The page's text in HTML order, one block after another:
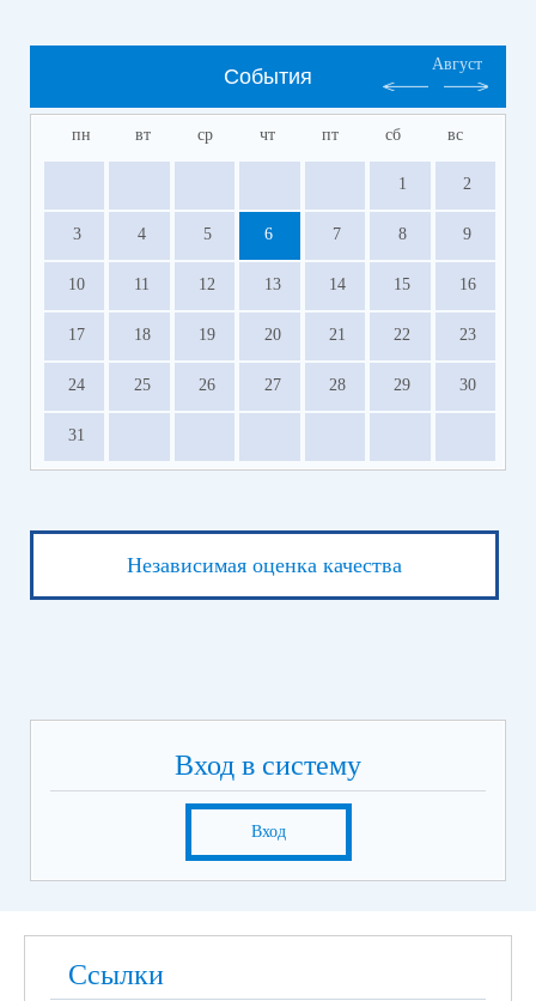
События
Август
пн вт ср чт пт сб вс
1 2
3 4 5 6 7 8 9
10 11 12 13 14 15 16
17 18 19 20 21 22 23
24 25 26 27 28 29 30
31
Независимая оценка качества
Вход в систему
Вход
Ссылки